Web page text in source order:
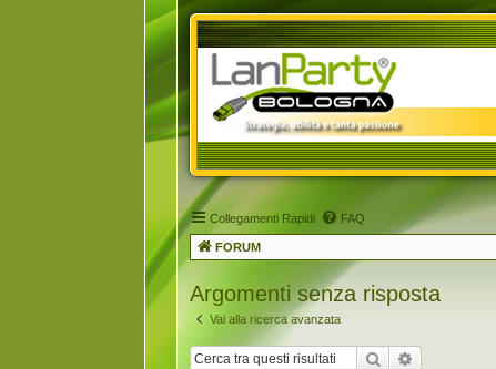
Collegamenti Rapidi FAQ
FORUM
Argomenti senza risposta
Vai alla ricerca avanzata
Cerca